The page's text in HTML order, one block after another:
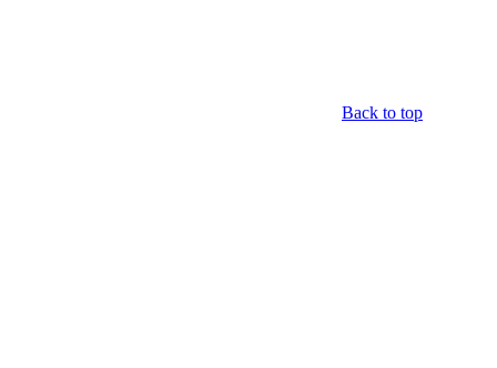
Back to top